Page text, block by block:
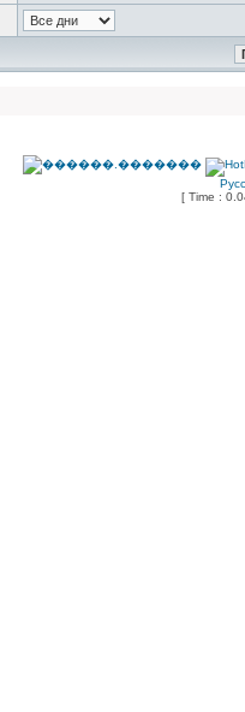
[ Time :